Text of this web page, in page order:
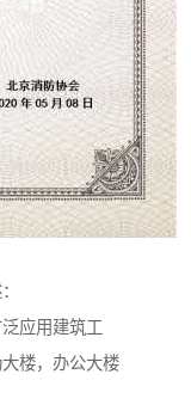
应用建筑工
楼，办公大楼